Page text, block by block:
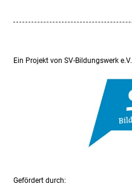
Ein Projekt von SV-Bildungswerk e.V.
Gefördert durch: